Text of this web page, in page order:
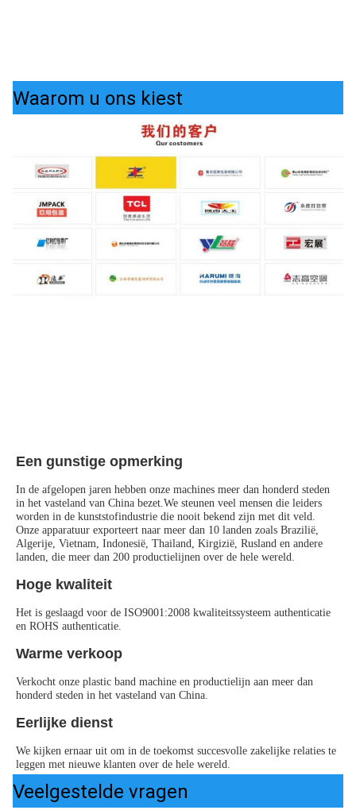
Waarom u ons kiest
Een gunstige opmerking
In de afgelopen jaren hebben onze machines meer dan honderd steden
in het vasteland van China bezet.We steunen veel mensen die leiders
worden in de kunststofindustrie die nooit bekend zijn met dit veld.
Onze apparatuur exporteert naar meer dan 10 landen zoals Brazilië,
Algerije, Vietnam, Indonesië, Thailand, Kirgizië, Rusland en andere
landen, die meer dan 200 productielijnen over de hele wereld.
Hoge kwaliteit
Het is geslaagd voor de ISO9001:2008 kwaliteitssysteem authenticatie
en ROHS authenticatie.
Warme verkoop
Verkocht onze plastic band machine en productielijn aan meer dan
honderd steden in het vasteland van China.
Eerlijke dienst
We kijken ernaar uit om in de toekomst succesvolle zakelijke relaties te
leggen met nieuwe klanten over de hele wereld.
Veelgestelde vragen